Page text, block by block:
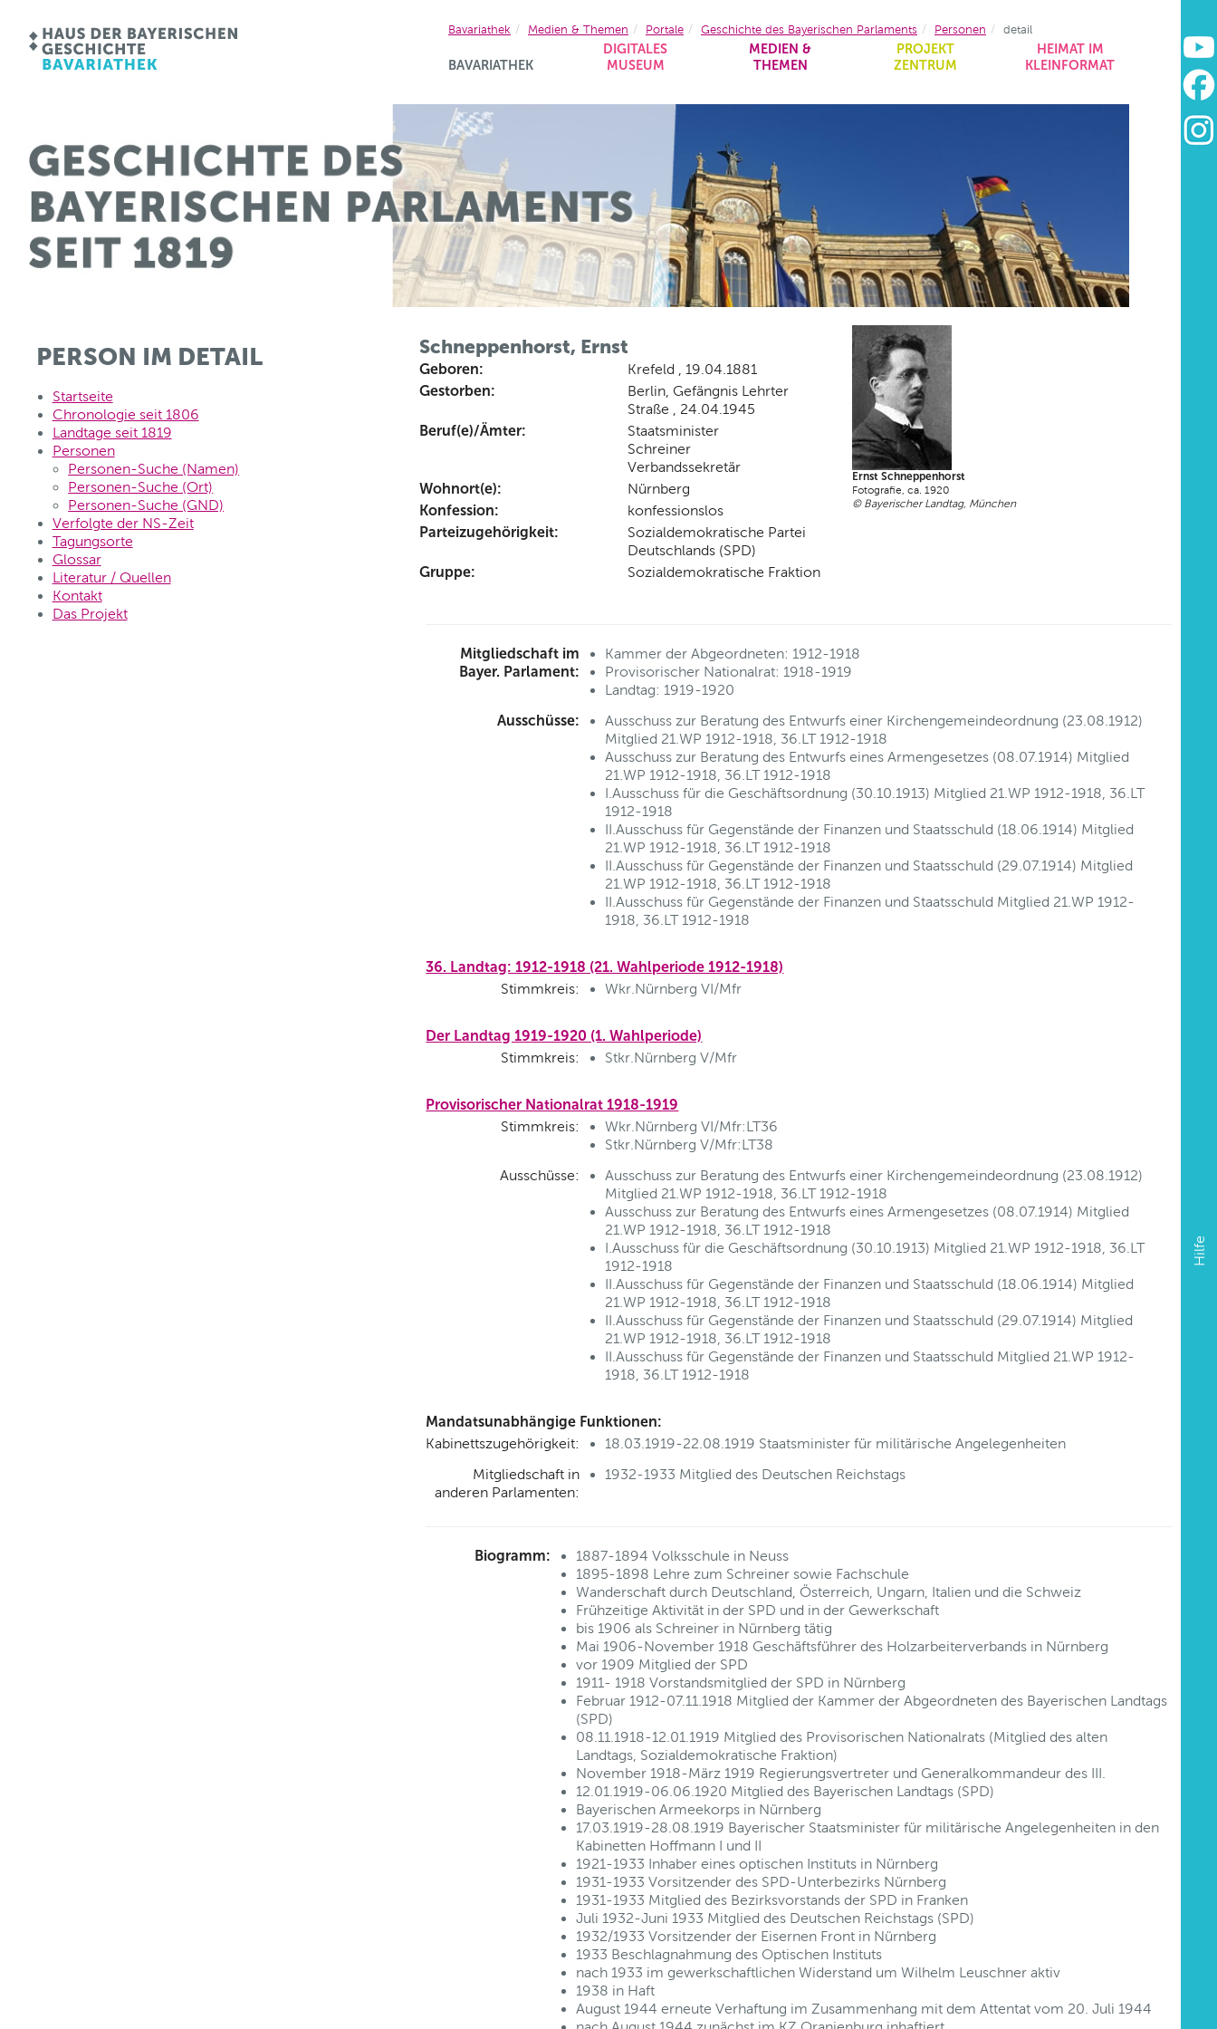
BAVARIATHEK
DIGITALES
MUSEUM
MEDIEN &
THEMEN
PROJEKT
ZENTRUM
HEIMAT IM
KLEINFORMAT
Hilfe
Bavariathek Medien & Themen Portale Geschichte des Bayerischen Parlaments Personen detail
PERSON IM DETAIL
Startseite
Chronologie seit 1806
Landtage seit 1819
Personen
Personen-Suche (Namen)
Personen-Suche (Ort)
Personen-Suche (GND)
Verfolgte der NS-Zeit
Tagungsorte
Glossar
Literatur / Quellen
Kontakt
Das Projekt
Schneppenhorst, Ernst
Geboren: Krefeld , 19.04.1881
Gestorben:
Berlin, Gefängnis Lehrter
Straße , 24.04.1945
Beruf(e)/Ämter:
Staatsminister
Schreiner
Verbandssekretär
Wohnort(e): Nürnberg
Konfession: konfessionslos
Parteizugehörigkeit:
Sozialdemokratische Partei
Deutschlands (SPD)
Gruppe: Sozialdemokratische Fraktion
Ernst Schneppenhorst
Fotografie, ca. 1920
© Bayerischer Landtag, München
Mitgliedschaft im
Bayer. Parlament:
Kammer der Abgeordneten: 1912-1918
Provisorischer Nationalrat: 1918-1919
Landtag: 1919-1920
Ausschüsse:
Ausschuss zur Beratung des Entwurfs einer Kirchengemeindeordnung (23.08.1912)
Mitglied 21.WP 1912-1918, 36.LT 1912-1918
Ausschuss zur Beratung des Entwurfs eines Armengesetzes (08.07.1914) Mitglied
21.WP 1912-1918, 36.LT 1912-1918
I.Ausschuss für die Geschäftsordnung (30.10.1913) Mitglied 21.WP 1912-1918, 36.LT
1912-1918
II.Ausschuss für Gegenstände der Finanzen und Staatsschuld (18.06.1914) Mitglied
21.WP 1912-1918, 36.LT 1912-1918
II.Ausschuss für Gegenstände der Finanzen und Staatsschuld (29.07.1914) Mitglied
21.WP 1912-1918, 36.LT 1912-1918
II.Ausschuss für Gegenstände der Finanzen und Staatsschuld Mitglied 21.WP 1912-
1918, 36.LT 1912-1918
36. Landtag: 1912-1918 (21. Wahlperiode 1912-1918)
Stimmkreis: Wkr.Nürnberg VI/Mfr
Der Landtag 1919-1920 (1. Wahlperiode)
Stimmkreis: Stkr.Nürnberg V/Mfr
Provisorischer Nationalrat 1918-1919
Stimmkreis:
Wkr.Nürnberg VI/Mfr:LT36
Stkr.Nürnberg V/Mfr:LT38
Ausschüsse:
Ausschuss zur Beratung des Entwurfs einer Kirchengemeindeordnung (23.08.1912)
Mitglied 21.WP 1912-1918, 36.LT 1912-1918
Ausschuss zur Beratung des Entwurfs eines Armengesetzes (08.07.1914) Mitglied
21.WP 1912-1918, 36.LT 1912-1918
I.Ausschuss für die Geschäftsordnung (30.10.1913) Mitglied 21.WP 1912-1918, 36.LT
1912-1918
II.Ausschuss für Gegenstände der Finanzen und Staatsschuld (18.06.1914) Mitglied
21.WP 1912-1918, 36.LT 1912-1918
II.Ausschuss für Gegenstände der Finanzen und Staatsschuld (29.07.1914) Mitglied
21.WP 1912-1918, 36.LT 1912-1918
II.Ausschuss für Gegenstände der Finanzen und Staatsschuld Mitglied 21.WP 1912-
1918, 36.LT 1912-1918
Mandatsunabhängige Funktionen:
Kabinettszugehörigkeit:
18.03.1919-22.08.1919 Staatsminister für militärische Angelegenheiten
Mitgliedschaft in
anderen Parlamenten:
1932-1933 Mitglied des Deutschen Reichstags
Biogramm:
1887-1894 Volksschule in Neuss
1895-1898 Lehre zum Schreiner sowie Fachschule
Wanderschaft durch Deutschland, Österreich, Ungarn, Italien und die Schweiz
Frühzeitige Aktivität in der SPD und in der Gewerkschaft
bis 1906 als Schreiner in Nürnberg tätig
Mai 1906-November 1918 Geschäftsführer des Holzarbeiterverbands in Nürnberg
vor 1909 Mitglied der SPD
1911- 1918 Vorstandsmitglied der SPD in Nürnberg
Februar 1912-07.11.1918 Mitglied der Kammer der Abgeordneten des Bayerischen Landtags
(SPD)
08.11.1918-12.01.1919 Mitglied des Provisorischen Nationalrats (Mitglied des alten
Landtags, Sozialdemokratische Fraktion)
November 1918-März 1919 Regierungsvertreter und Generalkommandeur des III.
12.01.1919-06.06.1920 Mitglied des Bayerischen Landtags (SPD)
Bayerischen Armeekorps in Nürnberg
17.03.1919-28.08.1919 Bayerischer Staatsminister für militärische Angelegenheiten in den
Kabinetten Hoffmann I und II
1921-1933 Inhaber eines optischen Instituts in Nürnberg
1931-1933 Vorsitzender des SPD-Unterbezirks Nürnberg
1931-1933 Mitglied des Bezirksvorstands der SPD in Franken
Juli 1932-Juni 1933 Mitglied des Deutschen Reichstags (SPD)
1932/1933 Vorsitzender der Eisernen Front in Nürnberg
1933 Beschlagnahmung des Optischen Instituts
nach 1933 im gewerkschaftlichen Widerstand um Wilhelm Leuschner aktiv
1938 in Haft
August 1944 erneute Verhaftung im Zusammenhang mit dem Attentat vom 20. Juli 1944